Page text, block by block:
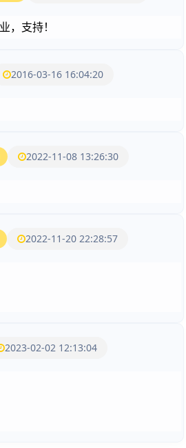
，支持！
2016-03-16 16:04:20
2022-11-08 13:26:30
2022-11-20 22:28:57
2023-02-02 12:13:04